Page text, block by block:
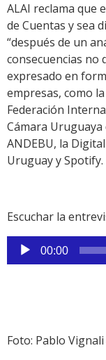
ALAI reclama que
de Cuentas y sea
“después de un
consecuencias no
expresado en
empresas, como
Federación
Cámara
ANDEBU, la
Uruguay y Spotify.
Escuchar la
Reproductor
de
00:00
Foto: Pablo